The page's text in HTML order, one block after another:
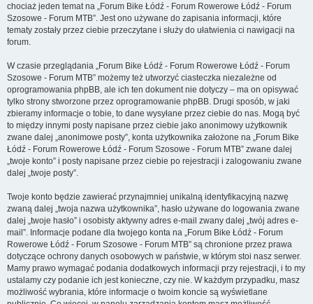
chociaż jeden temat na „Forum Bike Łódź - Forum Rowerowe Łódź - Forum
Szosowe - Forum MTB”. Jest ono używane do zapisania informacji, które
tematy zostały przez ciebie przeczytane i służy do ułatwienia ci nawigacji na
forum.
W czasie przeglądania „Forum Bike Łódź - Forum Rowerowe Łódź - Forum
Szosowe - Forum MTB” możemy też utworzyć ciasteczka niezależne od
oprogramowania phpBB, ale ich ten dokument nie dotyczy – ma on opisywać
tylko strony stworzone przez oprogramowanie phpBB. Drugi sposób, w jaki
zbieramy informacje o tobie, to dane wysyłane przez ciebie do nas. Mogą być
to między innymi posty napisane przez ciebie jako anonimowy użytkownik
zwane dalej „anonimowe posty”, konta użytkownika założone na „Forum Bike
Łódź - Forum Rowerowe Łódź - Forum Szosowe - Forum MTB” zwane dalej
„twoje konto” i posty napisane przez ciebie po rejestracji i zalogowaniu zwane
dalej „twoje posty”.
Twoje konto będzie zawierać przynajmniej unikalną identyfikacyjną nazwę
zwaną dalej „twoja nazwa użytkownika”, hasło używane do logowania zwane
dalej „twoje hasło” i osobisty aktywny adres e-mail zwany dalej „twój adres e-
mail”. Informacje podane dla twojego konta na „Forum Bike Łódź - Forum
Rowerowe Łódź - Forum Szosowe - Forum MTB” są chronione przez prawa
dotyczące ochrony danych osobowych w państwie, w którym stoi nasz serwer.
Mamy prawo wymagać podania dodatkowych informacji przy rejestracji, i to my
ustalamy czy podanie ich jest konieczne, czy nie. W każdym przypadku, masz
możliwość wybrania, które informacje o twoim koncie są wyświetlane